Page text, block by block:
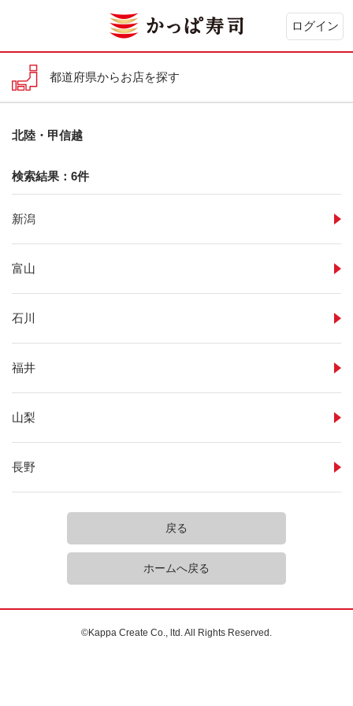
ログイン
都道府県からお店を探す
北陸・甲信越
検索結果：6件
新潟
富山
石川
福井
山梨
長野
戻る
ホームへ戻る
©Kappa Create Co., ltd. All Rights Reserved.